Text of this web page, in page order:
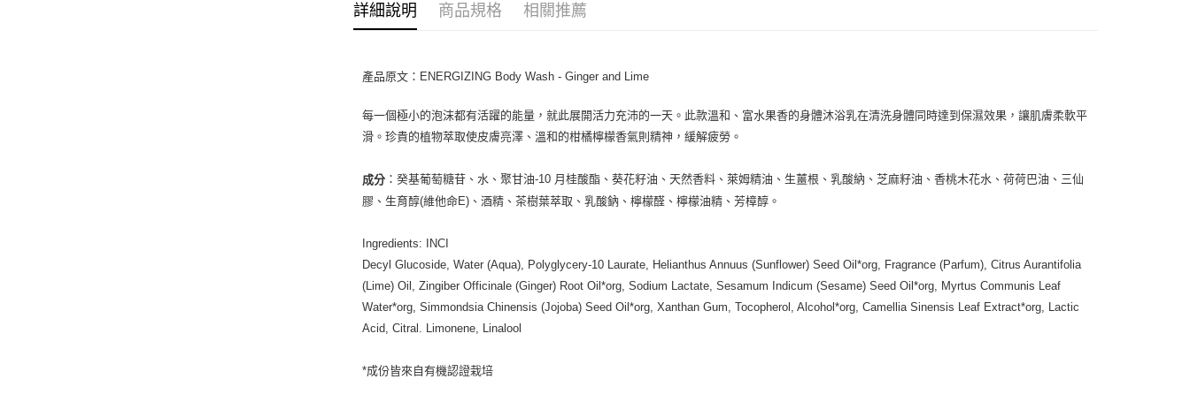
每筆NT$80，滿NT$999(含以上)免運費
每筆NT$80，滿NT$999(含以上)免運費
7-11純取貨 (先付款
每筆NT$80，滿NT$999(含以上)免運費
詳細說明 商品規格 相關推薦
產品原文：ENERGIZING Body Wash - Ginger and Lime
每一個極小的泡沫都有活躍的能量，就此展開活力充沛的一天。此款溫和、富水果香的身體沐浴乳在清洗身體同時達到保濕效果，讓肌膚柔軟平
滑。珍貴的植物萃取使皮膚亮澤、溫和的柑橘檸檬香氣則精神，緩解疲勞。
成分 ：癸基葡萄糖苷、水、聚甘油-10 月桂酸酯、葵花籽油、天然香料、萊姆精油、生薑根、乳酸納、芝麻籽油、香桃木花水、荷荷巴油、三仙
膠、生育醇(維他命E)、酒精、茶樹葉萃取、乳酸鈉、檸檬醛、檸檬油精、芳樟醇。
Ingredients: INCI
Decyl Glucoside, Water (Aqua), Polyglycery-10 Laurate, Helianthus Annuus (Sunflower) Seed Oil*org, Fragrance (Parfum), Citrus Aurantifolia
(Lime) Oil, Zingiber Officinale (Ginger) Root Oil*org, Sodium Lactate, Sesamum Indicum (Sesame) Seed Oil*org, Myrtus Communis Leaf
Water*org, Simmondsia Chinensis (Jojoba) Seed Oil*org, Xanthan Gum, Tocopherol, Alcohol*org, Camellia Sinensis Leaf Extract*org, Lactic
Acid, Citral. Limonene, Linalool
*成份皆來自有機認證栽培